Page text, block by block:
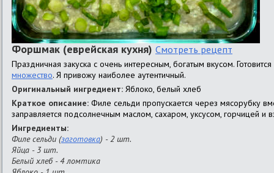
Форшмак (еврейская кухня) Смотреть рецепт
Праздничная закуска с очень интересным, богатым вкусом.
множество. Я привожу наиболее аутентичный.
Оригинальный ингредиент: Яблоко, белый хлеб
Краткое описание: Филе сельди пропускается через мясорубку
заправляется подсолнечным маслом, сахаром, уксусом, горчицей и
Ингредиенты:
Филе сельди (заготовка) - 2 шт.
Яйца - 3 шт.
Белый хлеб - 4 ломтика